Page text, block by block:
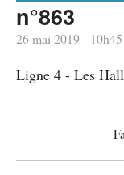
n°863
26 mai 2019 - 10h45
Ligne 4 - Les